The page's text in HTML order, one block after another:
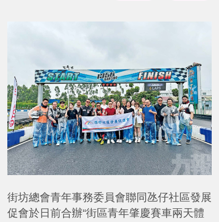
街坊總會青年事務委員會聯同氹仔社區發展
促會於日前合辦“街區青年肇慶賽車兩天體